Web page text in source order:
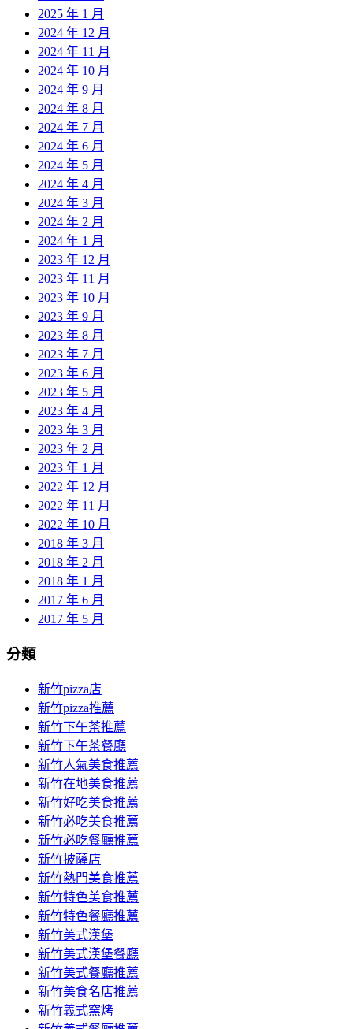
2025 年 1 月
2024 年 12 月
2024 年 11 月
2024 年 10 月
2024 年 9 月
2024 年 8 月
2024 年 7 月
2024 年 6 月
2024 年 5 月
2024 年 4 月
2024 年 3 月
2024 年 2 月
2024 年 1 月
2023 年 12 月
2023 年 11 月
2023 年 10 月
2023 年 9 月
2023 年 8 月
2023 年 7 月
2023 年 6 月
2023 年 5 月
2023 年 4 月
2023 年 3 月
2023 年 2 月
2023 年 1 月
2022 年 12 月
2022 年 11 月
2022 年 10 月
2018 年 3 月
2018 年 2 月
2018 年 1 月
2017 年 6 月
2017 年 5 月
分類
新竹pizza店
新竹pizza推薦
新竹下午茶推薦
新竹下午茶餐廳
新竹人氣美食推薦
新竹在地美食推薦
新竹好吃美食推薦
新竹必吃美食推薦
新竹必吃餐廳推薦
新竹披薩店
新竹熱門美食推薦
新竹特色美食推薦
新竹特色餐廳推薦
新竹美式漢堡
新竹美式漢堡餐廳
新竹美式餐廳推薦
新竹美食名店推薦
新竹義式窯烤